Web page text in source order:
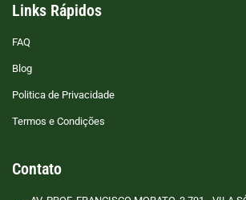
Links Rápidos
FAQ
Blog
Politica de Privacidade
Termos e Condições
Contato